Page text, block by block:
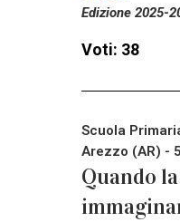
Edizione 2025-
Voti: 38
Scuola
Arezzo (AR) -
Quando